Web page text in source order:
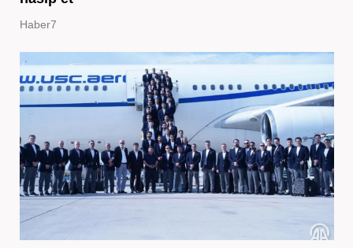
Haber7